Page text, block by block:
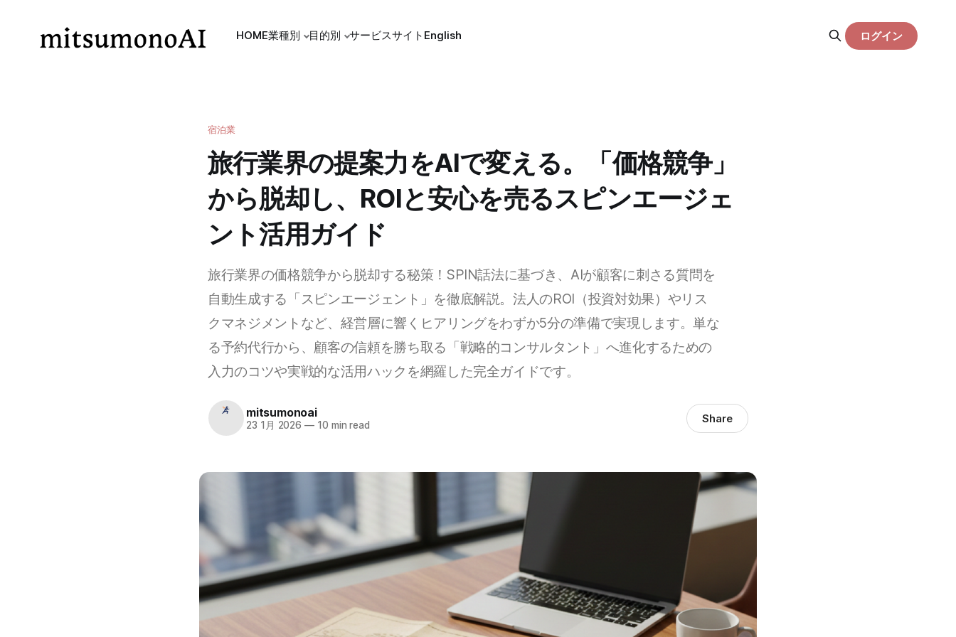
HOME業種別 目的別 サービスサイト English ログイン
宿泊業
旅行業界の提案力をAIで変える。「価格競争」
から脱却し、ROIと安心を売るスピンエージェ
ント活用ガイド
旅行業界の価格競争から脱却する秘策！SPIN話法に基づき、AIが顧客に刺さる質問を
自動生成する「スピンエージェント」を徹底解説。法人のROI（投資対効果）やリス
クマネジメントなど、経営層に響くヒアリングをわずか5分の準備で実現します。単な
る予約代行から、顧客の信頼を勝ち取る「戦略的コンサルタント」へ進化するための
入力のコツや実戦的な活用ハックを網羅した完全ガイドです。
mitsumonoai
23 1月 2026 — 10 min read Share